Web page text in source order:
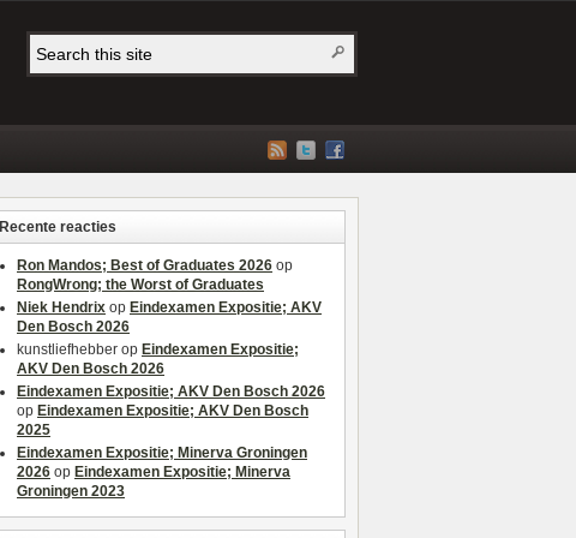
Recente reacties
Ron Mandos; Best of Graduates 2026 op
RongWrong; the Worst of Graduates
Niek Hendrix op Eindexamen Expositie; AKV
Den Bosch 2026
kunstliefhebber op Eindexamen Expositie;
AKV Den Bosch 2026
Eindexamen Expositie; AKV Den Bosch 2026
op Eindexamen Expositie; AKV Den Bosch
2025
Eindexamen Expositie; Minerva Groningen
2026 op Eindexamen Expositie; Minerva
Groningen 2023